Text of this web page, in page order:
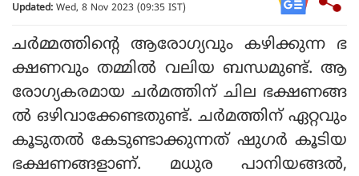
Updated: Wed, 8 Nov 2023 (09:35 IST)
ചര്‍മ്മത്തിന്റെ ആരോഗ്യവും കഴിക്കുന്ന ഭ
ക്ഷണവും തമ്മില്‍ വലിയ ബന്ധമുണ്ട്. ആ
രോഗ്യകരമായ ചര്‍മത്തിന് ചില ഭക്ഷണങ്ങ
ല്‍ ഒഴിവാക്കേണ്ടതുണ്ട്. ചര്‍മത്തിന് ഏറ്റവും
കൂടുതല്‍ കേടുണ്ടാക്കുന്നത് ഷുഗര്‍ കൂടിയ
ഭക്ഷണങ്ങളാണ്. മധുര പാനിയങ്ങല്‍,